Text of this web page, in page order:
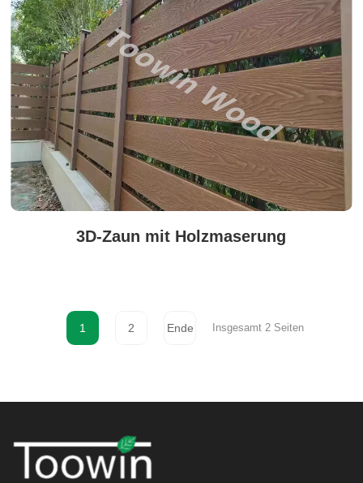
3D-Zaun mit Holzmaserung
1 2 Ende Insgesamt 2 Seiten